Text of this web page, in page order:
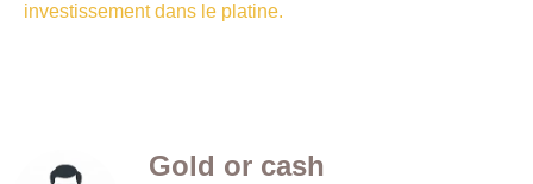
investissement dans le platine.
Gold or cash